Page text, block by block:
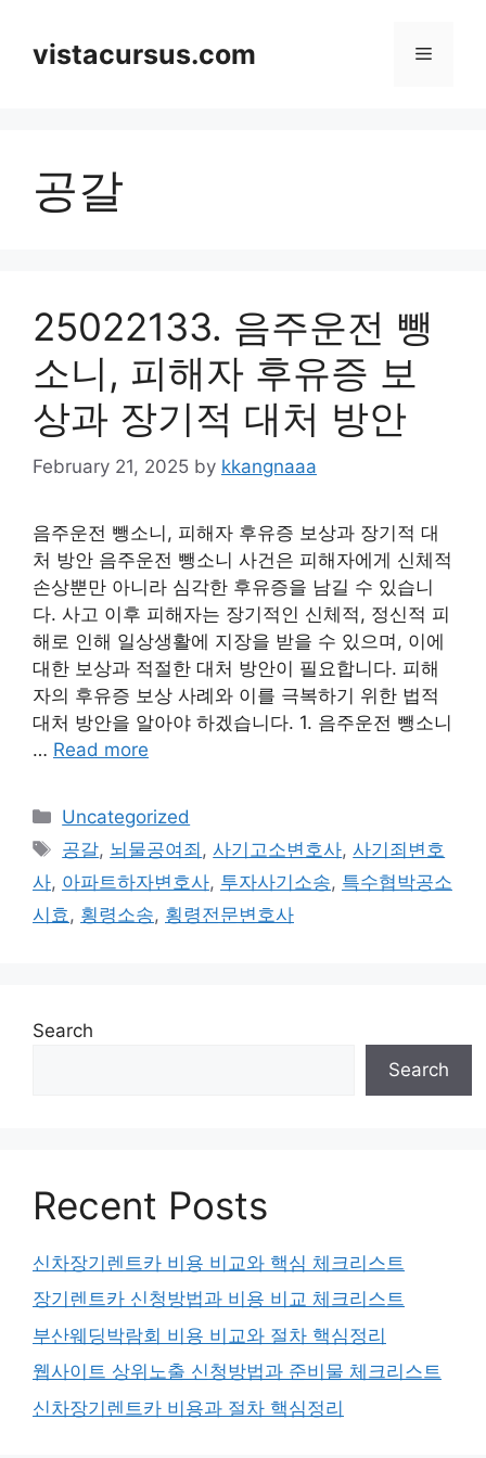
contentvistacursus.com Menu
공갈
25022133. 음주운전 뺑
소니, 피해자 후유증 보
상과 장기적 대처 방안
February 21, 2025 by kkangnaaa
음주운전 뺑소니, 피해자 후유증 보상과 장기적 대
처 방안 음주운전 뺑소니 사건은 피해자에게 신체적
손상뿐만 아니라 심각한 후유증을 남길 수 있습니
다. 사고 이후 피해자는 장기적인 신체적, 정신적 피
해로 인해 일상생활에 지장을 받을 수 있으며, 이에
대한 보상과 적절한 대처 방안이 필요합니다. 피해
자의 후유증 보상 사례와 이를 극복하기 위한 법적
대처 방안을 알아야 하겠습니다. 1. 음주운전 뺑소니
… Read more
Categories
Uncategorized
Tags
공갈, 뇌물공여죄 ,사기고소변호사,사기죄변호
사, 아파트하자변호사, 투자사기소송, 특수협박공소
시효 , 횡령소송, 횡령전문변호사
Search
Search
Recent Posts
신차장기렌트카 비용 비교와 핵심 체크리스트
장기렌트카 신청방법과 비용 비교 체크리스트
부산웨딩박람회 비용 비교와 절차 핵심정리
웹사이트 상위노출 신청방법과 준비물 체크리스트
신차장기렌트카 비용과 절차 핵심정리